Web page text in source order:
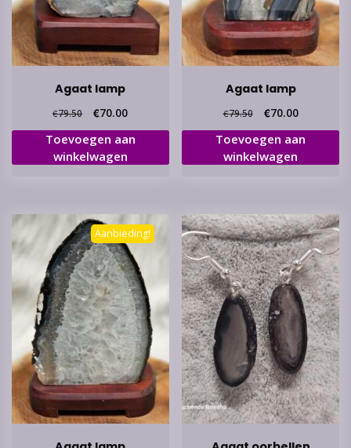
Agaat lamp
€79.50
Oorspronkelijke
prijs
was:
€79.50.
€70.00Huidige
prijs
is:
Toevoegen aan
winkelwagen
Agaat lamp
€79.50
Oorspronkelijke
prijs
was:
€79.50.
€70.00Huidige
prijs
is:
Toevoegen aan
winkelwagen
Aanbieding!